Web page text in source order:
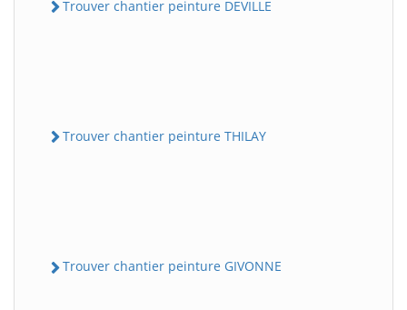
Trouver chantier peinture DEVILLE
Trouver chantier peinture THILAY
Trouver chantier peinture GIVONNE